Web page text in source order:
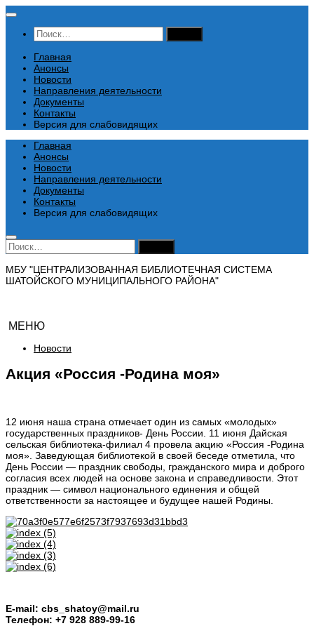
Перейти
содержимому
Найти:
Главная
Анонсы
Новости
Направления деятельности
Документы
Контакты
Версия для слабовидящих
Главная
Анонсы
Новости
Направления деятельности
Документы
Контакты
Версия для слабовидящих
Найти:
МБУ "ЦЕНТРАЛИЗОВАННАЯ БИБЛИОТЕЧНАЯ СИСТЕМА
ШАТОЙСКОГО МУНИЦИПАЛЬНОГО РАЙОНА"
МЕНЮ
Новости
Акция «Россия -Родина моя»
12 июня наша страна отмечает один из самых «молодых»
государственных праздников- День России. 11 июня Дайская
сельская библиотека-филиал 4 провела акцию «Россия -Родина
моя». Заведующая библиотекой в своей беседе отметила, что
День России — праздник свободы, гражданского мира и доброго
согласия всех людей на основе закона и справедливости. Этот
праздник — символ национального единения и общей
ответственности за настоящее и будущее нашей Родины.
E-mail: cbs_shatoy@mail.ru
Телефон: +7 928 889-99-16